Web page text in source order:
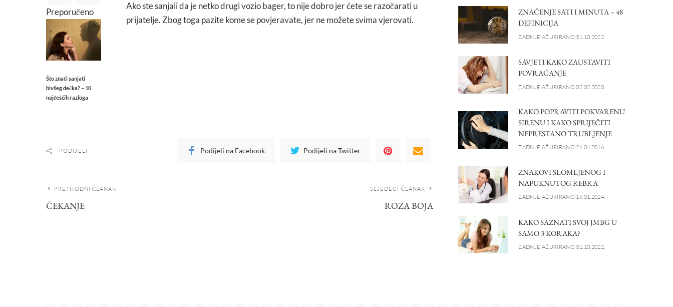
Preporučeno
Što znači sanjati
bivšeg dečka? – 10
najčešćih razloga
Ako ste sanjali da je netko drugi vozio bager, to nije dobro jer ćete se razočarati u
prijatelje. Zbog toga pazite kome se povjeravate, jer ne možete svima vjerovati.
PODIJELI Podijeli na Facebook Podijeli na Twitter
PRETHODNI ČLANAK
ČEKANJE
SLJEDEĆI ČLANAK
ROZA BOJA
ZNAČENJE SATI I MINUTA – 48
DEFINICIJA
ZADNJE AŽURIRANO 31.10.2022.
SAVJETI KAKO ZAUSTAVITI
POVRAĆANJE
ZADNJE AŽURIRANO 02.02.2020.
KAKO POPRAVITI POKVARENU
SIRENU I KAKO SPRIJEČITI
NEPRESTANO TRUBLJENJE
ZADNJE AŽURIRANO 26.04.2016.
ZNAKOVI SLOMLJENOG I
NAPUKNUTOG REBRA
ZADNJE AŽURIRANO 18.01.2024.
KAKO SAZNATI SVOJ JMBG U
SAMO 3 KORAKA?
ZADNJE AŽURIRANO 31.10.2022.